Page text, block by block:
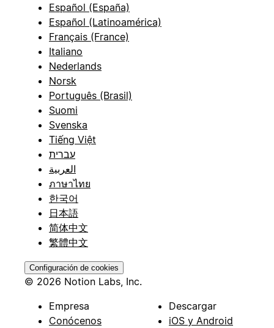
Español (España)
Español (Latinoamérica)
Français (France)
Italiano
Nederlands
Norsk
Português (Brasil)
Suomi
Svenska
Tiếng Việt
עברית
العربية
ภาษาไทย
한국어
日本語
简体中文
繁體中文
Configuración de cookies
© 2026 Notion Labs, Inc.
Empresa
Conócenos
Descargar
iOS y Android